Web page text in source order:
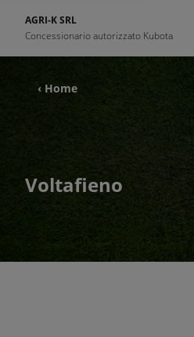
AGRI-K SRL
Concessionario autorizzato Kubota
‹ Home
Voltafieno